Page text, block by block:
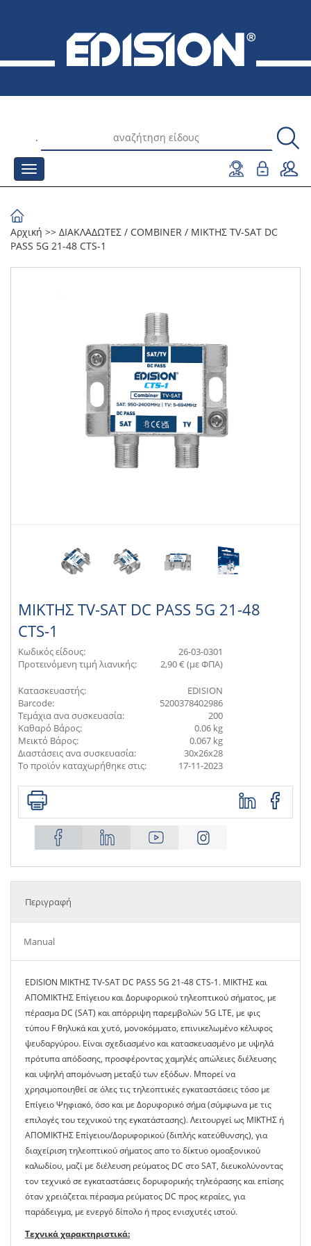
.
Αρχική >> ΔΙΑΚΛΑΔΩΤΕΣ / COMBINER / ΜΙΚΤΗΣ TV-SAT DC
PASS 5G 21-48 CTS-1
ΜΙΚΤΗΣ TV-SAT DC PASS 5G 21-48
CTS-1
Κωδικός είδους:
26-03-0301
Προτεινόμενη τιμή λιανικής:
2,90 € (με ΦΠΑ)
Κατασκευαστής:
EDISION
Barcode:
5200378402986
Τεμάχια ανα συσκευασία:
200
Καθαρό Βάρος:
0.06 kg
Μεικτό Βάρος:
0.067 kg
Διαστάσεις ανα συσκευασία:
30x26x28
Το προϊόν καταχωρήθηκε στις:
17-11-2023
Περιγραφή
Manual
EDISION ΜΙΚΤΗΣ TV-SAT DC PASS 5G 21-48 CTS-1. ΜΙΚΤΗΣ και
ΑΠΟΜΙΚΤΗΣ Επίγειου και Δορυφορικού τηλεοπτικού σήματος, με
πέρασμα DC (SAT) και απόρριψη παρεμβολών 5G LTE, με φις
τύπου F θηλυκά και χυτό, μονοκόμματο, επινικελωμένο κέλυφος
ψευδαργύρου. Είναι σχεδιασμένο και κατασκευασμένο με υψηλά
πρότυπα απόδοσης, προσφέροντας χαμηλές απώλειες διέλευσης
και υψηλή απομόνωση μεταξύ των εξόδων. Μπορεί να
χρησιμοποιηθεί σε όλες τις τηλεοπτικές εγκαταστάσεις τόσο με
Επίγειο Ψηφιακό, όσο και με Δορυφορικό σήμα (σύμφωνα με τις
επιλογές του τεχνικού της εγκατάστασης). Λειτουργεί ως ΜΙΚΤΗΣ ή
ΑΠΟΜΙΚΤΗΣ Επίγειου/Δορυφορικού (διπλής κατεύθυνσης), για
διαχείριση τηλεοπτικού σήματος απο το δίκτυο ομοαξονικού
καλωδίου, μαζί με διέλευση ρεύματος DC στο SAT, διευκολύνοντας
τον τεχνικό σε εγκαταστάσεις δορυφορικής τηλεόρασης και επίσης
όταν χρειάζεται πέρασμα ρεύματος DC προς κεραίες, για
παράδειγμα, με ενεργό δίπολο ή προς ενισχυτές ιστού.
Τεχνικά χαρακτηριστικά: